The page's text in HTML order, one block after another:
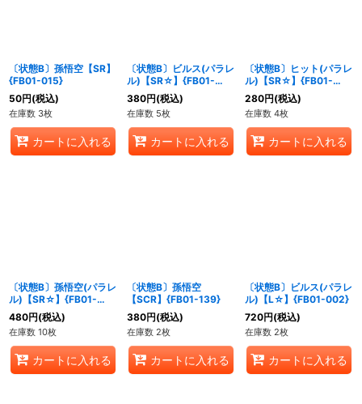
〔状態B〕孫悟空【SR】
{FB01-015}
50円(税込)
在庫数 3枚
カートに入れる
〔状態B〕ビルス(パラレ
ル)【SR☆】{FB01-
023}
380円(税込)
在庫数 5枚
カートに入れる
〔状態B〕ヒット(パラレ
ル)【SR☆】{FB01-
021}
280円(税込)
在庫数 4枚
カートに入れる
〔状態B〕孫悟空(パラレ
ル)【SR☆】{FB01-
015}
480円(税込)
在庫数 10枚
カートに入れる
〔状態B〕孫悟空
【SCR】{FB01-139}
380円(税込)
在庫数 2枚
カートに入れる
〔状態B〕ビルス(パラレ
ル)【L☆】{FB01-002}
720円(税込)
在庫数 2枚
カートに入れる